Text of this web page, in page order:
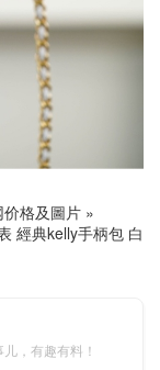
格及圖片 »
經典kelly手柄包 白
，有趣有料！